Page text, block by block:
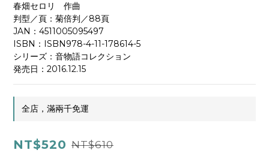
春畑セロリ　作曲
判型／頁：菊倍判／88頁
JAN：4511005095497
ISBN：ISBN978-4-11-178614-5
シリーズ：音物語コレクション
発売日：2016.12.15
全店，滿兩千免運
NT$520 NT$610